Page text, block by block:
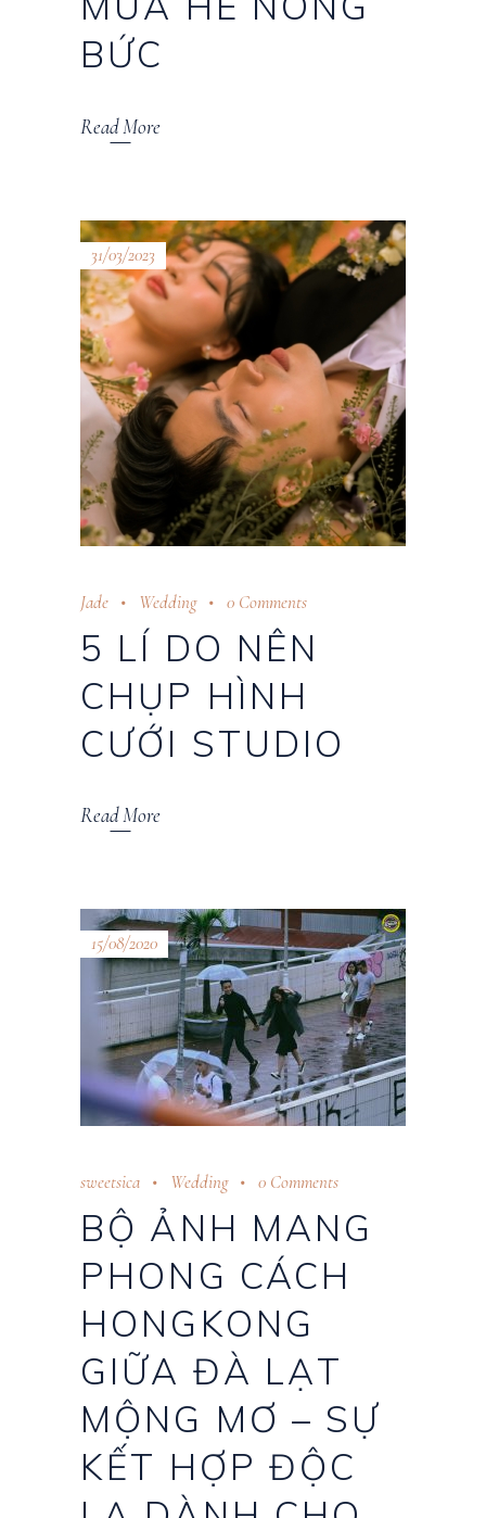
BỨC
Read More
31/03/2023
Jade Wedding 0 Comments
5 LÍ DO NÊN
CHỤP HÌNH
CƯỚI STUDIO
Read More
15/08/2020
sweetsica Wedding 0 Comments
BỘ ẢNH MANG
PHONG CÁCH
HONGKONG
GIỮA ĐÀ LẠT
MỘNG MƠ – SỰ
KẾT HỢP ĐỘC